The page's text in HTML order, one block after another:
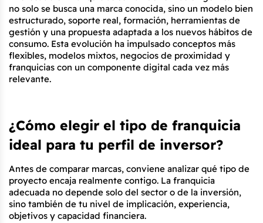
no solo se busca una marca conocida, sino un modelo bien
estructurado, soporte real, formación, herramientas de
gestión y una propuesta adaptada a los nuevos hábitos de
consumo. Esta evolución ha impulsado conceptos más
flexibles, modelos mixtos, negocios de proximidad y
franquicias con un componente digital cada vez más
relevante.
¿Cómo elegir el tipo de franquicia
ideal para tu perfil de inversor?
Antes de comparar marcas, conviene analizar qué tipo de
proyecto encaja realmente contigo. La franquicia
adecuada no depende solo del sector o de la inversión,
sino también de tu nivel de implicación, experiencia,
objetivos y capacidad financiera.